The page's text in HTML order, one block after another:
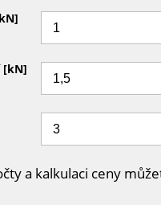
[kN]
a kalkulaci ceny